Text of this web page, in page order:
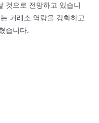
것으로 전망하고 있습니
거래소 역량을 강화하고
습니다.